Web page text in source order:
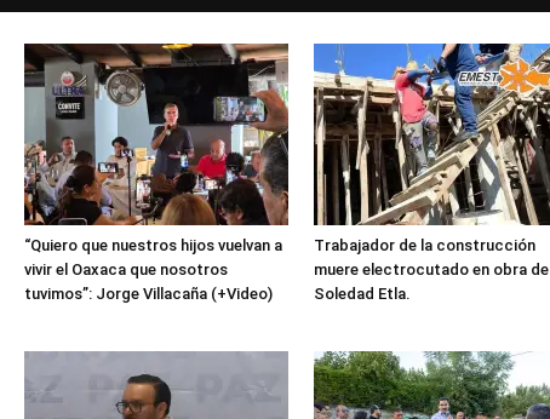
“Quiero que nuestros hijos vuelvan a
vivir el Oaxaca que nosotros
tuvimos”: Jorge Villacaña (+Video)
Trabajador de la construcción
muere electrocutado en obra de
Soledad Etla.